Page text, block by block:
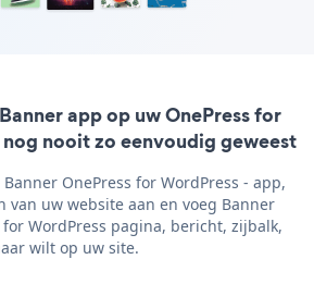
app op uw OnePress for
nooit zo eenvoudig geweest
OnePress for WordPress - app,
van uw website aan en voeg Banner
WordPress pagina, bericht, zijbalk,
wilt op uw site.